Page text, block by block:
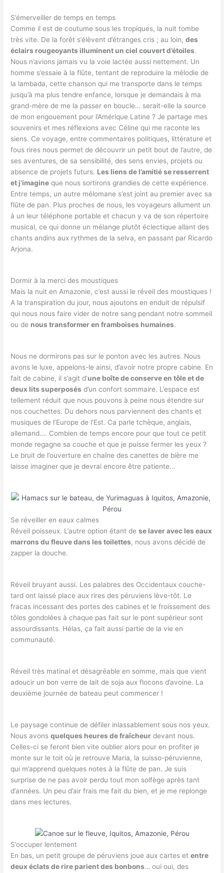
S’émerveiller de temps en temps
Comme il est de coutume sous les tropiques, la nuit tombe
très vite. De la forêt s’élèvent d’étranges cris ; au loin,des
éclairs rougeoyants illuminent un ciel couvert d’étoiles.
Nous n’avions jamais vu la voie lactée aussi nettement. Un
homme s’essaie à la flûte, tentant de reproduire la mélodie de
la lambada, cette chanson qui me transporte dans le temps
jusqu’à ma plus tendre enfance, lorsque je demandais à ma
grand-mère de me la passer en boucle… serait-elle la source
de mon engouement pour l’Amérique Latine ? Je partage mes
souvenirs et mes réflexions avec Céline qui me raconte les
siens. Ce voyage, entre commentaires politiques, littérature et
fous rires nous permet de découvrir un petit bout de l’autre, de
ses aventures, de sa sensibilité, des sens envies, projets ou
absence de projets futurs. Les liens de l’amitié se resserrent
et j’imagine que nous sortirons grandies de cette expérience.
Entre temps, un autre mélomane s’est joint au premier avec sa
flûte de pan. Plus proches de nous, les voyageurs allument un
à un leur téléphone portable et chacun y va de son répertoire
musical, ce qui donne un mélange plutôt éclectique allant des
chants andins aux rythmes de la selva, en passant par Ricardo
Arjona.
Dormir à la merci des moustiques
Mais la nuit en Amazonie, c’est aussi le réveil des moustiques !
A la transpiration du jour, nous ajoutons en enduit de répulsif
qui nous nous faire vider de notre sang pendant notre sommeil
ou de nous transformer en framboises humaines.
Nous ne dormirons pas sur le ponton avec les autres. Nous
avons le luxe, appelons-le ainsi, d’avoir notre propre cabine. En
fait de cabine, il s’agit d’une boîte de conserve en tôle et de
deux lits superposés d’un confort sommaire. L’espace est
tellement réduit que nous pouvons à peine nous étendre sur
nos couchettes. Du dehors nous parviennent des chants et
musiques de l’Europe de l’Est. Ca parle tchèque, anglais,
allemand…. Combien de temps encore pour que tout ce petit
monde regagne sa couche et que je puisse fermer les yeux ?
Le bruit de l’ouverture en chaîne des canettes de bière me
laisse imaginer que je devrai encore être patiente…
Se réveiller en eaux calmes
Réveil poisseux. L’autre option étant dese laver avec les eaux
marrons du fleuve dans les toilettes, nous avons décidé de
zapper la douche.
Réveil bruyant aussi. Les palabres des Occidentaux couche-
tard ont laissé place aux rires des péruviens lève-tôt. Le
fracas incessant des portes des cabines et le froissement des
tôles gondolées à chaque pas fait sur le pont supérieur sont
assourdissants. Hélas, ça fait aussi partie de la vie en
communauté.
Réveil très matinal et désagréable en somme, mais que vient
adoucir un bon verre de lait de soja aux flocons d’avoine. La
deuxième journée de bateau peut commencer !
Le paysage continue de défiler inlassablement sous nos yeux.
Nous avonsquelques heures de fraîcheur devant nous.
Celles-ci se feront bien vite oublier alors pour en profiter je
monte sur le toit où je retrouve Maria, la suisso-péruvienne,
qui m’apprend quelques notes à la flûte de pan. Je suis
surprise de ne pas avoir perdu tout mon solfège après tant
d’années. Un peu d’air frais me fait du bien, et je me replonge
dans mes lectures.
S’occuper lentement
En bas, un petit groupe de péruviens joue aux cartes etentre
deux éclats de rire parient des bonbons… oui oui, des